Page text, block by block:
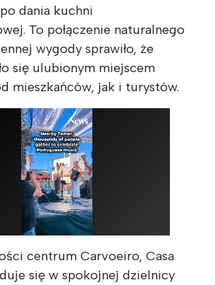
dania kuchni
To połączenie naturalnego
wygody sprawiło, że
się ulubionym miejscem
mieszkańców, jak i turystów.
centrum Carvoeiro, Casa
się w spokojnej dzielnicy